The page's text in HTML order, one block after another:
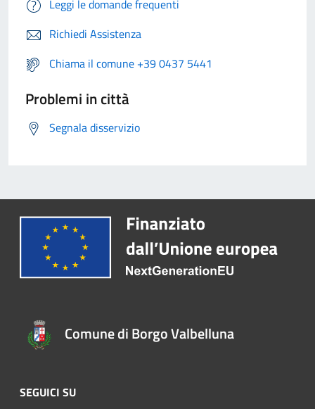
Leggi le domande frequenti
Richiedi Assistenza
Chiama il comune +39 0437 5441
Problemi in città
Segnala disservizio
Comune di Borgo Valbelluna
SEGUICI SU